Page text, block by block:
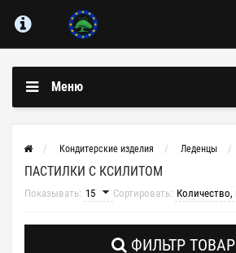
Меню
Кондитерские изделия Леденцы
ПАСТИЛКИ С КСИЛИТОМ
Показывать: Сортировать:
ФИЛЬТР